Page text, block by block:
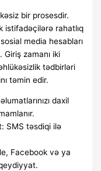
bir prosesdir.
istifadəçilərə rahatlıq
media hesabları
zamanı iki
tədbirləri
təmin edir.
daxil
SMS təsdiqi ilə
Facebook və ya